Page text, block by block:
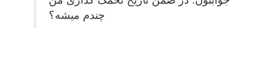
چندم میشه؟